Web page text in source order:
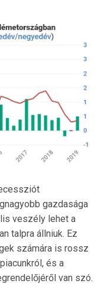
gazdasága
veszély lehet a
talpra állniuk. Ez
számára is rossz
és a
van szó.